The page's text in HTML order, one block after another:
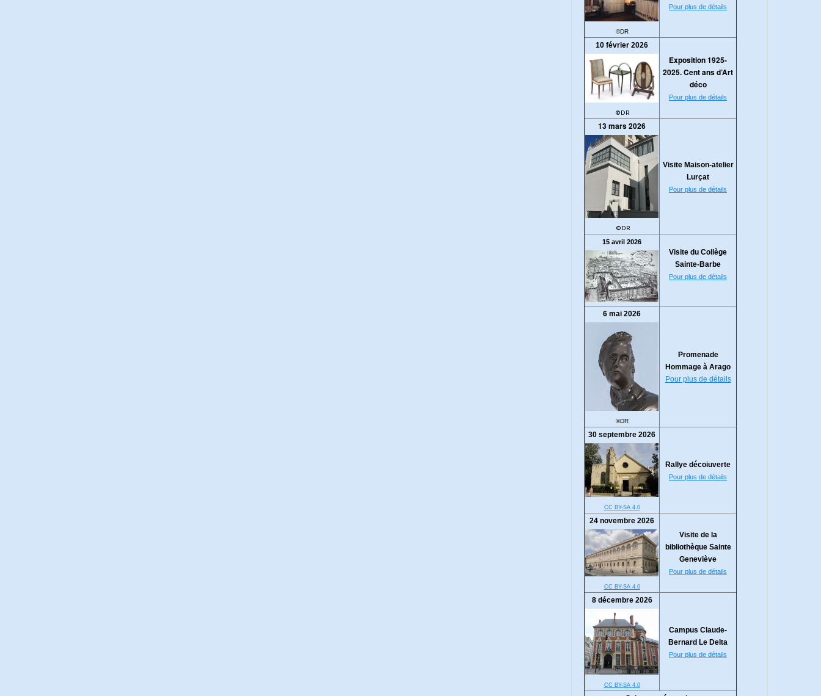
©DR
Pour plus de détails
10 février 2026
©DR
Exposition 1925-
2025. Cent ans d’Art
déco
Pour plus de détails
13 mars 2026
©DR
Visite Maison-atelier
Lurçat
Pour plus de détails
15 avril 2026
Visite du Collège
Sainte-Barbe
Pour plus de détails
6 mai 2026
©DR
Promenade
Hommage à Arago
Pour plus de détails
30 septembre 2026
CC BY-SA 4.0
Rallye décoiuverte
Pour plus de détails
24 novembre 2026
CC BY-SA 4.0
Visite de la
bibliothèque Sainte
Geneviève
Pour plus de détails
8 décembre 2026
CC BY-SA 4.0
Campus Claude-
Bernard Le Delta
Pour plus de détails